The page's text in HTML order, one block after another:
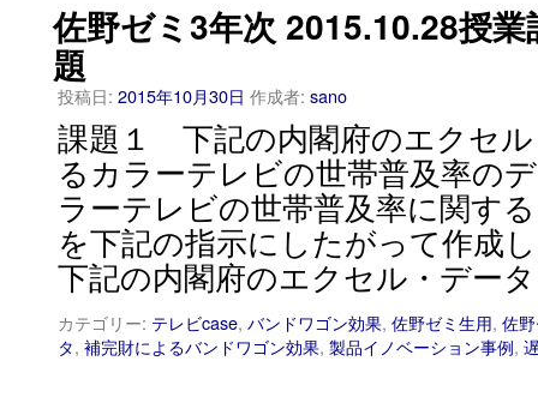
佐野ゼミ3年次 2015.10.28授
題
投稿日: 2015年10月30日 作成者: sano
課題１ 下記の内閣府のエクセ
るカラーテレビの世帯普及率の
ラーテレビの世帯普及率に関す
を下記の指示にしたがって作
下記の内閣府のエクセル・デー
カテゴリー: テレビcase, バンドワゴン効果, 佐野ゼミ生用, 佐
タ, 補完財によるバンドワゴン効果, 製品イノベーション事例,